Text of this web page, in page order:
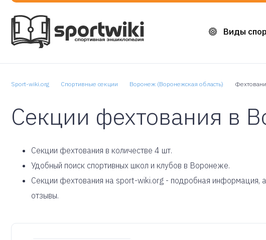
Виды
Sport-wiki.org Спортивные секции Воронеж (Воронежская область)
Секции фехтования в
Cекции фехтования в количестве 4 шт.
Удобный поиск спортивных школ и клубов в Воронеже.
Секции фехтования на sport-wiki.org - подробная информация,
отзывы.